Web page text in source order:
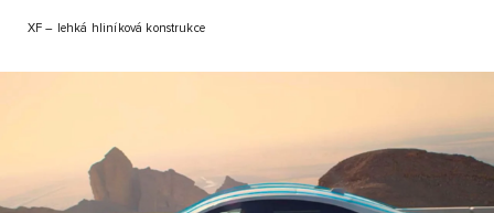
XF – lehká hliníková konstrukce